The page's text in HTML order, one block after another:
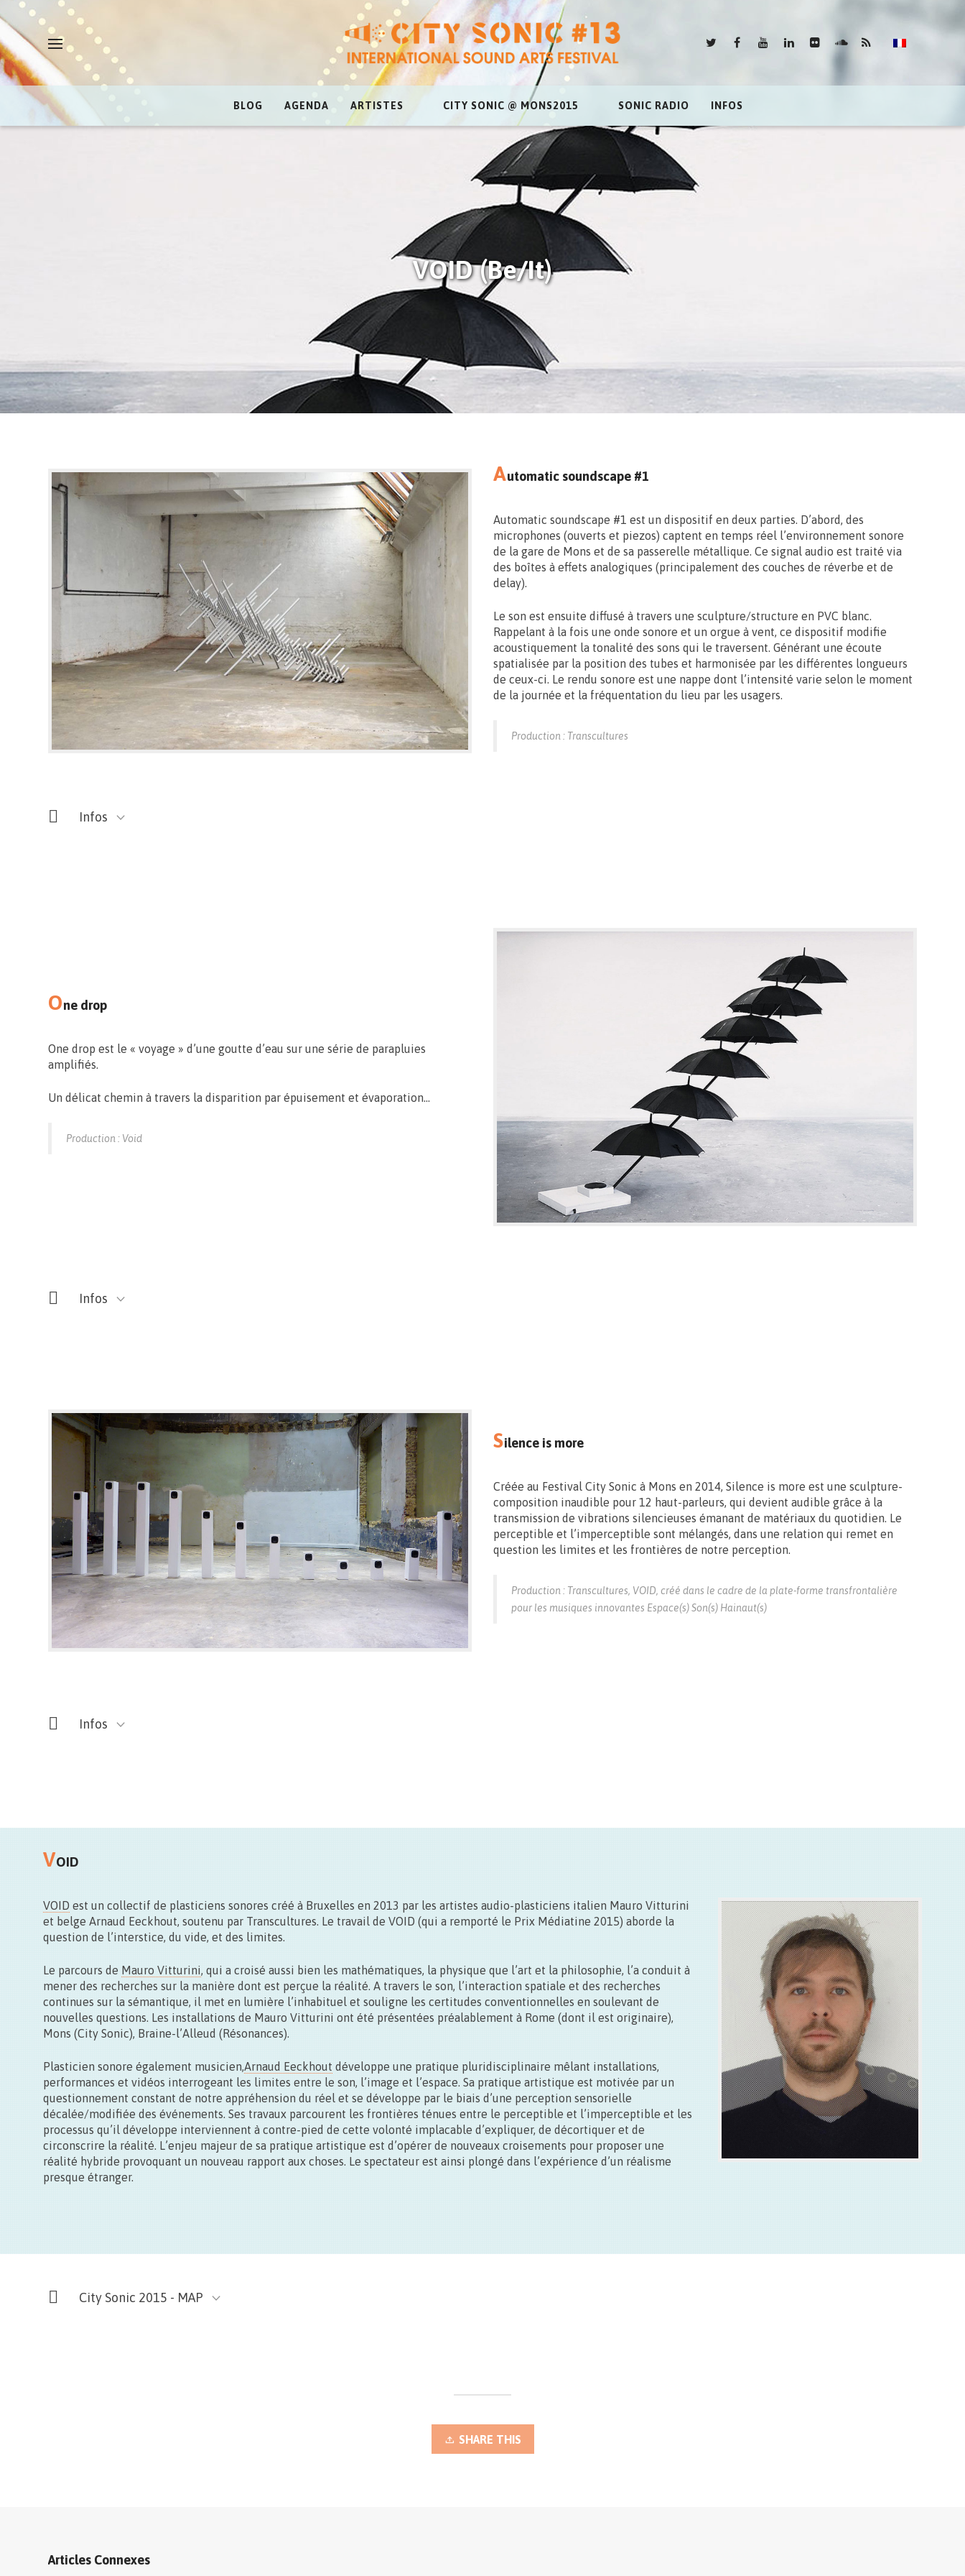
BLOG AGENDA ARTISTES CITY SONIC @ MONS2015 SONIC RADIO INFOS
VOID (Be/It)
Automatic soundscape #1
Automatic soundscape #1 est un dispositif en deux parties. D’abord, des
microphones (ouverts et piezos) captent en temps réel l’environnement sonore
de la gare de Mons et de sa passerelle métallique. Ce signal audio est traité via
des boîtes à effets analogiques (principalement des couches de réverbe et de
delay).
Le son est ensuite diffusé à travers une sculpture/structure en PVC blanc.
Rappelant à la fois une onde sonore et un orgue à vent, ce dispositif modifie
acoustiquement la tonalité des sons qui le traversent. Générant une écoute
spatialisée par la position des tubes et harmonisée par les différentes longueurs
de ceux-ci. Le rendu sonore est une nappe dont l’intensité varie selon le moment
de la journée et la fréquentation du lieu par les usagers.
Production : Transcultures
Infos
Vernissage le 11.09 > 17:00
One drop
One drop est le « voyage » d’une goutte d’eau sur une série de parapluies
amplifiés.
Un délicat chemin à travers la disparition par épuisement et évaporation…
Production : Void
Infos
ARSONIC
Rue de Nimy, 138 – Mons
Vernissage le 11.09 > 17:00
Exposition du 22 > 27.09 – 10 > 18h30
Silence is more
Créée au Festival City Sonic à Mons en 2014, Silence is more est une sculpture-
composition inaudible pour 12 haut-parleurs, qui devient audible grâce à la
transmission de vibrations silencieuses émanant de matériaux du quotidien. Le
perceptible et l’imperceptible sont mélangés, dans une relation qui remet en
question les limites et les frontières de notre perception.
Production : Transcultures, VOID, créé dans le cadre de la plate-forme transfrontalière
pour les musiques innovantes Espace(s) Son(s) Hainaut(s)
Infos
le festival.
VOID
VOID est un collectif de plasticiens sonores créé à Bruxelles en 2013 par les artistes audio-plasticiens italien Mauro Vitturini
et belge Arnaud Eeckhout, soutenu par Transcultures. Le travail de VOID (qui a remporté le Prix Médiatine 2015) aborde la
question de l’interstice, du vide, et des limites.
Le parcours de Mauro Vitturini, qui a croisé aussi bien les mathématiques, la physique que l’art et la philosophie, l’a conduit à
mener des recherches sur la manière dont est perçue la réalité. A travers le son, l’interaction spatiale et des recherches
continues sur la sémantique, il met en lumière l’inhabituel et souligne les certitudes conventionnelles en soulevant de
nouvelles questions. Les installations de Mauro Vitturini ont été présentées préalablement à Rome (dont il est originaire),
Mons (City Sonic), Braine-l’Alleud (Résonances).
Plasticien sonore également musicien,Arnaud Eeckhout développe une pratique pluridisciplinaire mêlant installations,
performances et vidéos interrogeant les limites entre le son, l’image et l’espace. Sa pratique artistique est motivée par un
questionnement constant de notre appréhension du réel et se développe par le biais d’une perception sensorielle
décalée/modifiée des événements. Ses travaux parcourent les frontières ténues entre le perceptible et l’imperceptible et les
processus qu’il développe interviennent à contre-pied de cette volonté implacable d’expliquer, de décortiquer et de
circonscrire la réalité. L’enjeu majeur de sa pratique artistique est d’opérer de nouveaux croisements pour proposer une
réalité hybride provoquant un nouveau rapport aux choses. Le spectateur est ainsi plongé dans l’expérience d’un réalisme
presque étranger.
City Sonic 2015 - MAP
SHARE THIS
Articles Connexes